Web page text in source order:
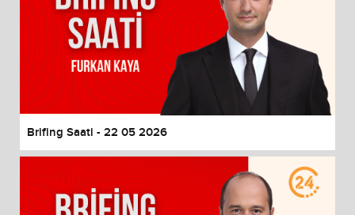
Brifing Saati - 22 05 2026